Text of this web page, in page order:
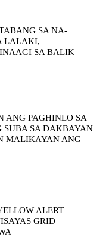
SA NA-
LALAKI,
SA BALIK
ANG PAGHINLO SA
SUBA SA DAKBAYAN
MALIKAYAN ANG
ALERT
GRID